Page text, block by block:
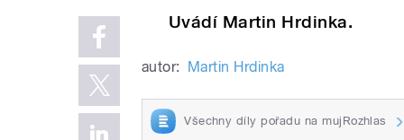
Uvádí Martin Hrdinka.
autor: Martin Hrdinka
Všechny díly pořadu na mujRozhlas